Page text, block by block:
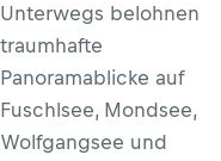
Unterwegs belohnen
traumhafte
Panoramablicke auf
Fuschlsee, Mondsee,
Wolfgangsee und